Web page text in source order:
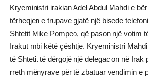
Kryeministri irakian Adel Abdul Mahdi e
tërheqjen e trupave gjatë një bisede
Shtetit Mike Pompeo, që pason një votim
Irakut mbi këtë çështje. Kryeministri
të Shtetit të dërgojë një delegacion në Irak
rreth mënyrave për të zbatuar vendimin e